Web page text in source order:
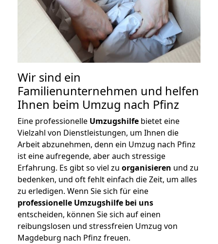
Wir sind ein
Familienunternehmen und helfen
Ihnen beim Umzug nach Pfinz
Eine professionelle Umzugshilfe bietet eine
Vielzahl von Dienstleistungen, um Ihnen die
Arbeit abzunehmen, denn ein Umzug nach Pfinz
ist eine aufregende, aber auch stressige
Erfahrung. Es gibt so viel zu organisieren und zu
bedenken, und oft fehlt einfach die Zeit, um alles
zu erledigen. Wenn Sie sich für eine
professionelle Umzugshilfe bei uns
entscheiden, können Sie sich auf einen
reibungslosen und stressfreien Umzug von
Magdeburg nach Pfinz freuen.